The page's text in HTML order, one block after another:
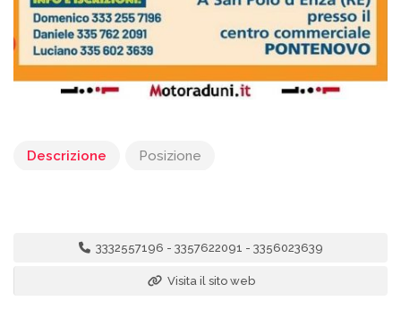
Descrizione Posizione
3332557196 - 3357622091 - 3356023639
Visita il sito web